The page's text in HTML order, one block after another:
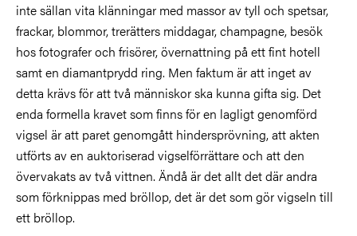
inte sällan vita klänningar med massor av tyll och spetsar,
frackar, blommor, trerätters middagar, champagne, besök
hos fotografer och frisörer, övernattning på ett fint hotell
samt en diamantprydd ring. Men faktum är att inget av
detta krävs för att två människor ska kunna gifta sig. Det
enda formella kravet som finns för en lagligt genomförd
vigsel är att paret genomgått hindersprövning, att akten
utförts av en auktoriserad vigselförrättare och att den
övervakats av två vittnen. Ändå är det allt det där andra
som förknippas med bröllop, det är det som gör vigseln till
ett bröllop.